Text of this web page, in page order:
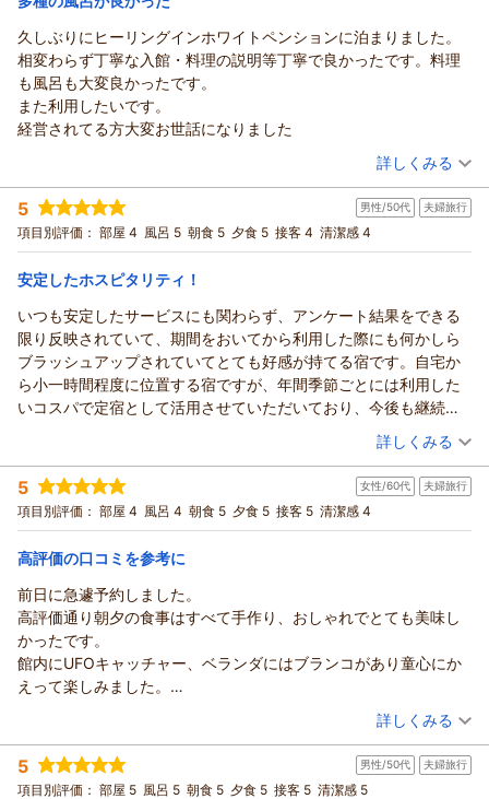
けでなく、快適にお過ごしいただける設備や空間づくりを心掛
けておりますので、そのように感じていただけたことは大きな
励みになります。これからも、毎年お越しいただくたびに「ま
た来てよかった」と思っていただけるよう、料理・設備・おも
てなしのすべてにおいて、より一層磨きをかけてまいります。
またお会いできます日を、心より楽しみにお待ちしておりま
（返信日：2026/06/30）
お風呂も貸切なので、気兼ねなく入れますし、とても充実した滞
在でした。
姫路からはチョット遠いですが、次回は冬に嫁さんとスキーにお
邪魔したいと思っております。
良い宿が見つかって、良かったです。
ヒーリングイン ホワイトペンションからの返信
★ゆきちゃん様
この度は、遠路はるばる姫路よりお越しいただき、また大変嬉
しいご感想をお寄せいただき誠にありがとうございます。毎年
恒例の同僚旅行の大切なご宿泊先として当館をお選びいただ
き、心より感謝申し上げます。また、じゃらんの口コミをご覧
になってご予約いただき、「口コミ通り」とのお言葉まで頂戴
し、スタッフ一同大変嬉しく思います。今回のご旅行のテーマ
である洋食を楽しむ旅の中で、当館のお料理が皆様のご期待に
お応えできたこと、そしてご同行の皆様にもお喜びいただけた
ことを何より嬉しく思います。また、お部屋の手作りプリンや
バーなど、館内での様々なサービスもお楽しみいただけたご様
子で安心いたしました。ご滞在中、気兼ねなくゆったりとお過
ごしいただけたのであれば、私どもにとってこれ以上の喜びは
ございません。「良い宿が見つかって良かった」とのお言葉
は、宿を営む私たちにとって本当に嬉しいお言葉です。次回は
ぜひ冬の猪苗代へお越しください。雪景色やスキーはもちろ
奥様とのご旅行が素敵な思い出となりますよう、精一杯おもて
なしさせていただきます。またお会いできる日をスタッフ一同
心よりお待ちしております。この度はご宿泊ならびに温かいご
投稿を誠にありがとうございました。
久しぶりにヒーリングインホワイトペンションに泊まりました。
相変わらず丁寧な入館・料理の説明等丁寧で良かったです。料理
も風呂も大変良かったです。
また利用したいです。
経営されてる方大変お世話になりました
（投稿日：2026/06/22）
宿泊時期： 2026年06月宿泊 (友達旅行)
投稿者： ドラえもんさん
宿泊プラン： 【福島県「また来て。」割対象プラン】＊会津の銘産＊ 地酒
＋馬刺し追加プラン♪
ダブル 朝・夕
宿泊価格帯： 20,001～21,000円(大人一人あたり/税込)
ヒーリングイン ホワイトペンションからの返信
★ドラえもん様
ご宿泊いただきまして誠にありがとうございました。久しぶり
のご宿泊で当館にお越しいただき、心より御礼申し上げます。
また、スタッフのご案内やお料理・お風呂につきましてお褒め
のお言葉をいただき、大変嬉しく思っております。変わらぬご
評価をいただけたことは、私どもにとって何よりの励みでござ
います。これからもお越しいただくたびに快適にお過ごしいた
だけるよう、サービスや施設の向上に努めてまいります。また
お会いできます日をスタッフ一同心より楽しみにお待ちしてお
ります。ありがとうございました。
詳しくみる
5 男性/50代 夫婦旅行
項目別評価： 部屋 4 風呂 5 朝食 5 夕食 5 接客 4 清潔感 4
安定したホスピタリティ！
いつも安定したサービスにも関わらず、アンケート結果をできる
限り反映されていて、期間をおいてから利用した際にも何かしら
ブラッシュアップされていてとても好感が持てる宿です。自宅か
ら小一時間程度に位置する宿ですが、年間季節ごとには利用した
いコスパで定宿として活用させていただいており、今後も継続し
ていただきたい（世代交代を含めて）お勧め宿です！誇りです！
（投稿日：2026/06/09）
宿泊時期： 2026年06月宿泊 (夫婦旅行)
投稿者： やすやすパパさん
宿泊プラン： 【福島県「また来て。」割対象プラン】1泊２食基本プラン♪無
料貸切風呂とイタリアンのフルコース♪
ダブル 朝・夕
宿泊価格帯： 14,001～15,000円(大人一人あたり/税込)
ヒーリングイン ホワイトペンションからの返信
★やすやすパパ様
この度もご宿泊いただき、また心温まるご感想をお寄せいただ
きまして誠にありがとうございました。いつも変わらぬご愛顧
を賜り、さらに私どもの取り組みや小さな改善にも目を向けて
いただけること、大変嬉しく思っております。お客様からいた
だくアンケートやご意見は、より快適にお過ごしいただくため
の大切なものになりますので、できる限りサービス向上に活か
せるよう努めております。ご自宅から近い距離にもかかわら
詳しくみる
5 女性/60代 夫婦旅行
項目別評価： 部屋 4 風呂 4 朝食 5 夕食 5 接客 5 清潔感 4
高評価の口コミを参考に
前日に急遽予約しました。
高評価通り朝夕の食事はすべて手作り、おしゃれでとても美味し
かったです。
館内にUFOキャッチャー、ベランダにはブランコがあり童心にか
えって楽しみました。
（投稿日：2026/06/07）
宿泊時期： 2026年06月宿泊 (夫婦旅行)
投稿者： ちっちさん
宿泊プラン： 【福島県「また来て。」割対象プラン】1泊２食基本プラン♪無
詳しくみる
5 男性/50代 夫婦旅行
項目別評価： 部屋 5 風呂 5 朝食 5 夕食 5 接客 5 清潔感 5